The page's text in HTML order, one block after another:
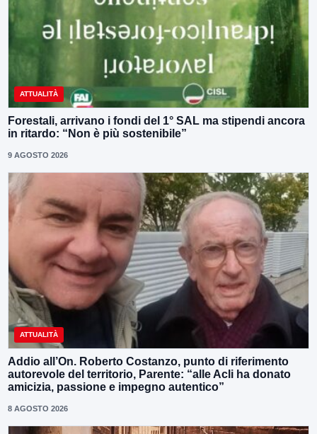
ATTUALITÀ
Forestali, arrivano i fondi del 1° SAL ma stipendi ancora
in ritardo: “Non è più sostenibile”
9 AGOSTO 2026
ATTUALITÀ
Addio all’On. Roberto Costanzo, punto di riferimento
autorevole del territorio, Parente: “alle Acli ha donato
amicizia, passione e impegno autentico”
8 AGOSTO 2026